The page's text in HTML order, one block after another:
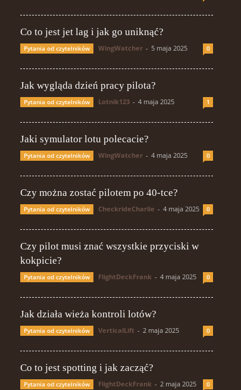
Co to jest jet lag i jak go uniknąć?
Pytania od czytelników WingWatcher - 5 maja 2025 0
Jak wygląda dzień pracy pilota?
Pytania od czytelników Lotnik123 - 4 maja 2025 1
Jaki symulator lotu polecacie?
Pytania od czytelników WingWatcher - 4 maja 2025 0
Czy można zostać pilotem po 40-tce?
Pytania od czytelników CheckrideCharlie - 4 maja 2025 0
Czy pilot musi znać wszystkie przyciski w
kokpicie?
Pytania od czytelników FlightDeckFrank - 4 maja 2025 0
Jak działa wieża kontroli lotów?
Pytania od czytelników VerticalLift - 2 maja 2025 0
Co to jest spotting i jak zacząć?
Pytania od czytelników FlightDeckFrank - 2 maja 2025 0